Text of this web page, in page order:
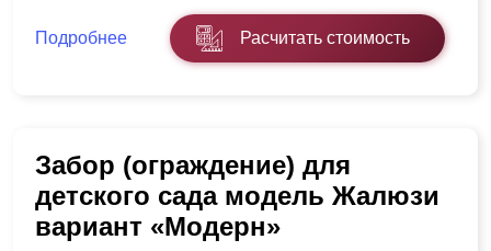
Подробнее Расчитать стоимость
Забор (ограждение) для
детского сада модель Жалюзи
вариант «Модерн»